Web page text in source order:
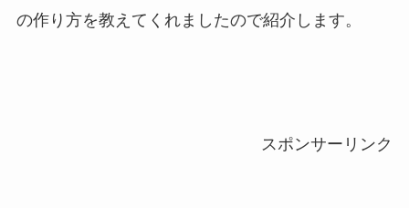
の作り方を教えてくれましたので紹介します。
スポンサーリンク